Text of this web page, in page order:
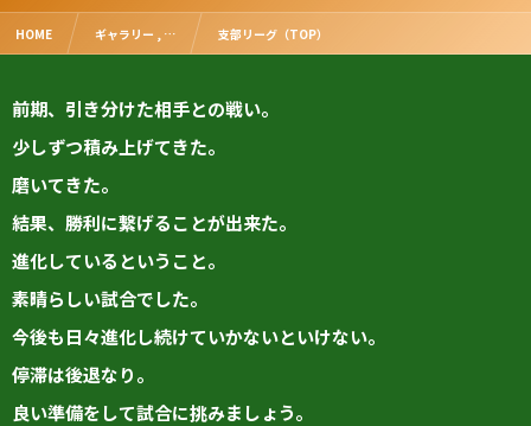
HOME ギャラリー , … 支部リーグ（TOP）
前期、引き分けた相手との戦い。
少しずつ積み上げてきた。
磨いてきた。
結果、勝利に繋げることが出来た。
進化しているということ。
素晴らしい試合でした。
今後も日々進化し続けていかないといけない。
停滞は後退なり。
良い準備をして試合に挑みましょう。